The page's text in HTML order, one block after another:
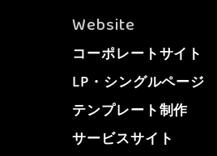
Website
コーポレートサイト
LP・シングルページ
テンプレート制作
サービスサイト